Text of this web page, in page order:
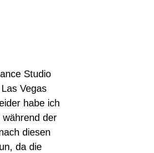
Studio
Vegas
habe ich
der
diesen
da die